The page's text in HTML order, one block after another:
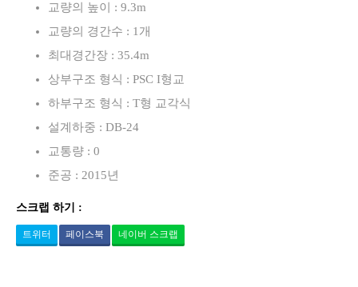
교량의 높이 : 9.3m
교량의 경간수 : 1개
최대경간장 : 35.4m
상부구조 형식 : PSC I형교
하부구조 형식 : T형 교각식
설계하중 : DB-24
교통량 : 0
준공 : 2015년
스크랩 하기 :
트위터 페이스북 네이버 스크랩